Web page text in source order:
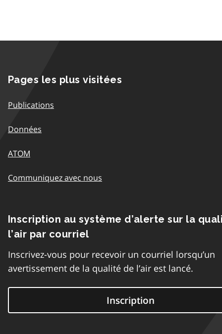
Pages les plus visitées
Publications
Données
ATOM
Communiquez avec nous
Inscription au système d’alerte sur la
l’air par courriel
Inscrivez-vous pour recevoir un courriel lorsqu’un
avertissement de la qualité de l’air est lancé.
Inscription